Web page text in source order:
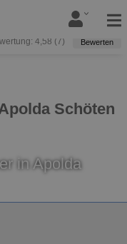
Schöten
4,58 ( 7) Bewerten
in Apolda